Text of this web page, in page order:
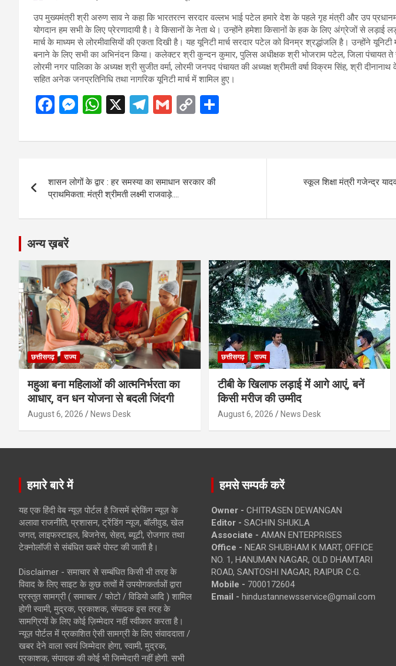
उप मुख्यमंत्री श्री अरुण साव ने कहा कि भारतरत्न सरदार वल्लभ भाई पटेल हमारे देश के पहले गृह मंत्री और उप
योगदान हम सभी के लिए प्रेरणादायी है। वे किसानों के नेता थे। उन्होंने हमेशा किसानों के हक के लिए अंग्रेजों से लड़ाई
मार्च के माध्यम से लोरमीवासियों की एकता दिखी है। यह यूनिटी मार्च सरदार पटेल को विनम्र श्रद्धांजलि है। उन्होंने यूनिटी
बनाने के लिए सभी का अभिनंदन किया। कलेक्टर श्री कुन्दन कुमार, पुलिस अधीक्षक श्री भोजराम पटेल, जिला पंचायत ते
लोरमी नगर पालिका के अध्यक्ष श्री सुजीत वर्मा, लोरमी जनपद पंचायत की अध्यक्ष श्रीमती वर्षा विक्रम सिंह, श्री
सहित अनेक जनप्रतिनिधि तथा नागरिक यूनिटी मार्च में शामिल हुए।
F
ce
o
o
k
M
se
g
er
W
at
A
p
p
X
T
e
a
m
G
ail
C
py
n
ar
navigation
शासन लोगों के द्वार : हर समस्या का समाधान सरकार की
प्राथमिकता: मंत्री श्रीमती लक्ष्मी राजवाड़े….
स्कूल शिक्षा मंत्री गजेन्द्र
अन्य ख़बरें
छत्तीसगढ़ राज्य
महुआ बना महिलाओं की आत्मनिर्भरता का
आधार, वन धन योजना से बदली जिंदगी
August 6, 2026 News Desk
छत्तीसगढ़ राज्य
टीबी के खिलाफ लड़ाई में आगे आएं, बनें
किसी मरीज की उम्मीद
August 6, 2026 News Desk
हमारे बारे में
यह एक हिंदी वेब न्यूज़ पोर्टल है जिसमें ब्रेकिंग न्यूज़ के
अलावा राजनीति, प्रशासन, ट्रेंडिंग न्यूज, बॉलीवुड, खेल
जगत, लाइफस्टाइल, बिजनेस, सेहत, ब्यूटी, रोजगार तथा
टेक्नोलॉजी से संबंधित खबरें पोस्ट की जाती है।
Disclaimer - समाचार से सम्बंधित किसी भी तरह के
विवाद के लिए साइट के कुछ तत्वों में उपयोगकर्ताओं द्वारा
प्रस्तुत सामग्री ( समाचार / फोटो / विडियो आदि ) शामिल
होगी स्वामी, मुद्रक, प्रकाशक, संपादक इस तरह के
सामग्रियों के लिए कोई ज़िम्मेदार नहीं स्वीकार करता है।
न्यूज़ पोर्टल में प्रकाशित ऐसी सामग्री के लिए संवाददाता /
खबर देने वाला स्वयं जिम्मेदार होगा, स्वामी, मुद्रक,
प्रकाशक, संपादक की कोई भी जिम्मेदारी नहीं होगी. सभी
हमसे सम्पर्क करें
Owner - CHITRASEN DEWANGAN
Editor - SACHIN SHUKLA
Associate - AMAN ENTERPRISES
Office - NEAR SHUBHAM K MART, OFFICE
NO. 1, HANUMAN NAGAR, OLD DHAMTARI
ROAD, SANTOSHI NAGAR, RAIPUR C.G.
Mobile - 7000172604
Email - hindustannewsservice@gmail.com